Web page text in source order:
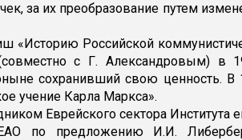
за их преобразование путем
«Историю Российской
с Г. Александровым) в
сохранивший свою ценность. В
учение Карла Маркса».
Еврейского сектора
по предложению И.И.